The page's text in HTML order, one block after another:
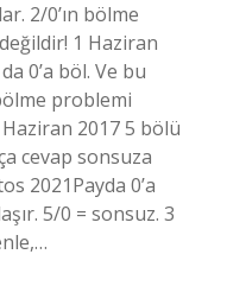
2/0’ın bölme
1 Haziran
0’a böl. Ve bu
problemi
2017 5 bölü
cevap sonsuza
2021Payda 0’a
5/0 = sonsuz. 3